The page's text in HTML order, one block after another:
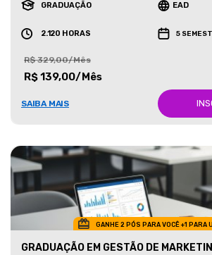
GRADUAÇÃO EAD
2.120 HORAS 5
R$ 329,00/Mês
R$ 139,00/Mês
SAIBA MAIS
GANHE 2 PÓS PARA VOCÊ +1 PARA
GRADUAÇÃO EM GESTÃO DE